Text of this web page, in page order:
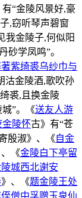
有“金陵风景好,豪
,窃听琴声碧窗
我金陵子,何似阳
砂学凤鸣”。
紫绮裘乌纱巾与
沽金陵酒,歌吹孙
裘,且换金陵
”。《送友人游
金陵怀古》有“苍
殷淑》、《自金
《金陵白下亭留
城西北谢安
》、《题金陵王处
僧中孚赠玉泉仙